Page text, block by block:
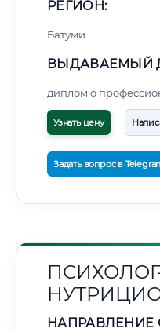
РЕГИОН:
Батуми
ВЫДАВАЕМЫЙ
диплом о
Узнать цену
Задать вопрос в
НАПРАВЛЕНИЕ